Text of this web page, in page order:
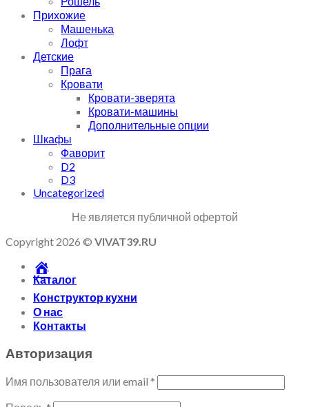
Прихожие
Машенька
Лофт
Детские
Прага
Кровати
Кровати-зверята
Кровати-машины
Дополнительные опции
Шкафы
Фаворит
D2
D3
Uncategorized
Не является публичной офертой
Copyright 2026 © VIVAT39.RU
Каталог
Конструктор кухни
О нас
Контакты
Авторизация
Имя пользователя или email *